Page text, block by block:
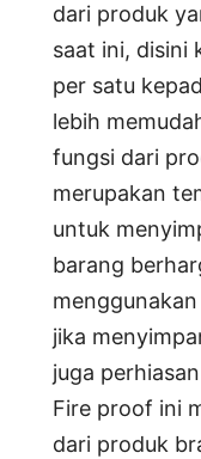
r
c
h
dari produk
saat ini, disini
per satu
lebih
fungsi dari
merupakan
untuk
barang
jika
juga
Fire proof ini
dari produk